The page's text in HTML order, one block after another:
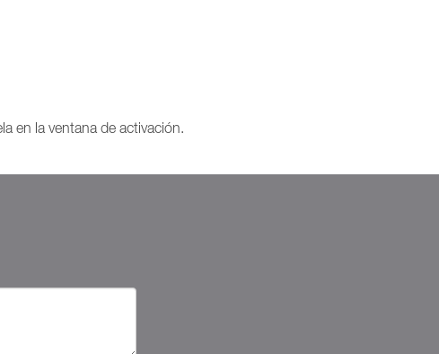
en la ventana de activación.